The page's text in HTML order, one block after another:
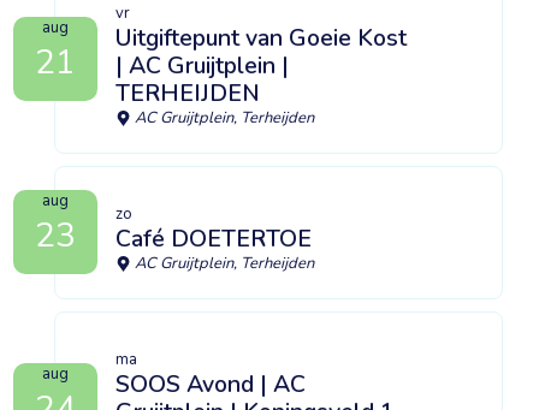
aug
21
vr
Uitgiftepunt van Goeie Kost
| AC Gruijtplein |
TERHEIJDEN
AC Gruijtplein, Terheijden
aug
23 zo
Café DOETERTOE
AC Gruijtplein, Terheijden
aug
ma
SOOS Avond | AC